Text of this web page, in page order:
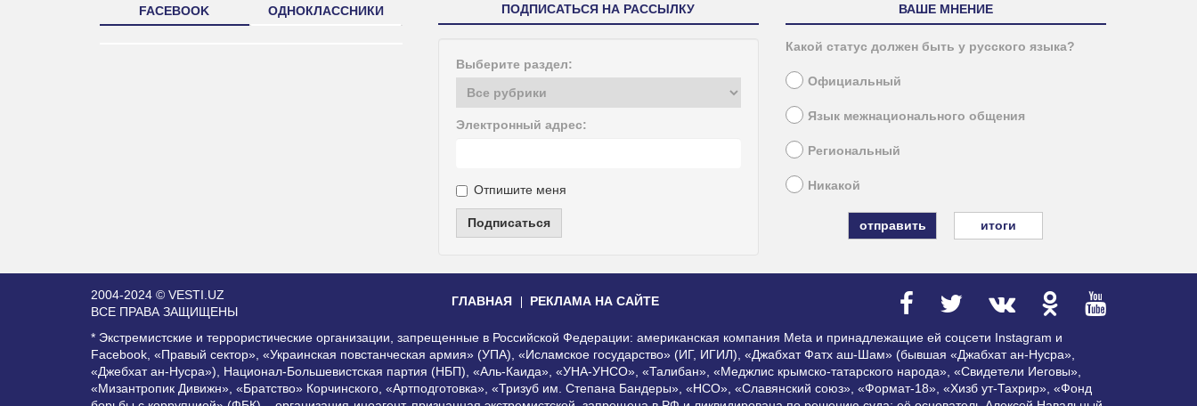
FACEBOOK ОДНОКЛАССНИКИ ПОДПИСАТЬСЯ НА РАССЫЛКУ
Выберите раздел:
Электронный адрес:
Отпишите меня
Подписаться
ВАШЕ МНЕНИЕ
Какой статус должен быть у русского языка?
Официальный
Язык межнационального общения
Региональный
Никакой
итоги
2004-2024 © VESTI.UZ
ВСЕ ПРАВА ЗАЩИЩЕНЫ
ГЛАВНАЯ РЕКЛАМА НА САЙТЕ
* Экстремистские и террористические организации, запрещенные в Российской Федерации: американская компания Meta и принадлежащие ей соцсети Instagram и
Facebook, «Правый сектор», «Украинская повстанческая армия» (УПА), «Исламское государство» (ИГ, ИГИЛ), «Джабхат Фатх аш-Шам» (бывшая «Джабхат ан-Нусра»,
«Джебхат ан-Нусра»), Национал-Большевистская партия (НБП), «Аль-Каида», «УНА-УНСО», «Талибан», «Меджлис крымско-татарского народа», «Свидетели Иеговы»,
«Мизантропик Дивижн», «Братство» Корчинского, «Артподготовка», «Тризуб им. Степана Бандеры», «НСО», «Славянский союз», «Формат-18», «Хизб ут-Тахрир», «Фонд